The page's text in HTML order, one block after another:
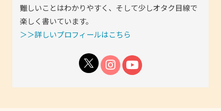
難しいことはわかりやすく、そして少しオタク目線で
楽しく書いています。
＞＞詳しいプロフィールはこちら